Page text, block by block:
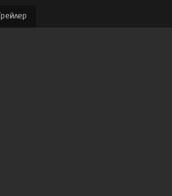
Трейлер